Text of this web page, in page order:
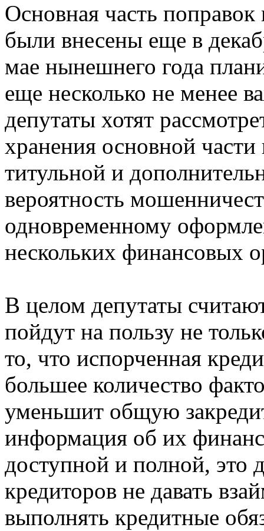
Основная часть
были внесены еще в
мае нынешнего года
еще несколько не менее
депутаты хотят
хранения основной
титульной и
вероятность
одновременному
нескольких финансовых
В целом депутаты
пойдут на пользу не
то, что испорченная
большее количество
уменьшит общую
информация об их
доступной и полной, это
кредиторов не давать
выполнять кредитные